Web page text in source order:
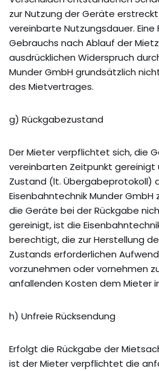
zur Nutzung der Geräte
vereinbarte Nutzungsdauer.
Gebrauchs nach Ablauf der
ausdrücklichen Widerspruch
Munder GmbH grundsätzlich
des Mietvertrages.
g) Rückgabezustand
Der Mieter verpflichtet sich, die
vereinbarten Zeitpunkt gereinigt
Zustand (lt. Übergabeprotokoll)
Eisenbahntechnik Munder GmbH
die Geräte bei der Rückgabe
gereinigt, ist die
berechtigt, die zur Herstellung
Zustands erforderlichen
vorzunehmen oder vornehmen
anfallenden Kosten dem Mieter
h) Unfreie Rücksendung
Erfolgt die Rückgabe der
ist der Mieter verpflichtet die